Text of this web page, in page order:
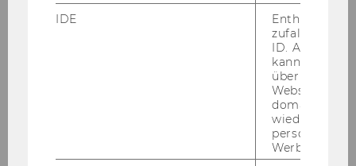
takeru.shibayama@tuwien.ac.at
IDE
Enthält eine
ID. Anhand
kann Google
über
Websites
Werbung